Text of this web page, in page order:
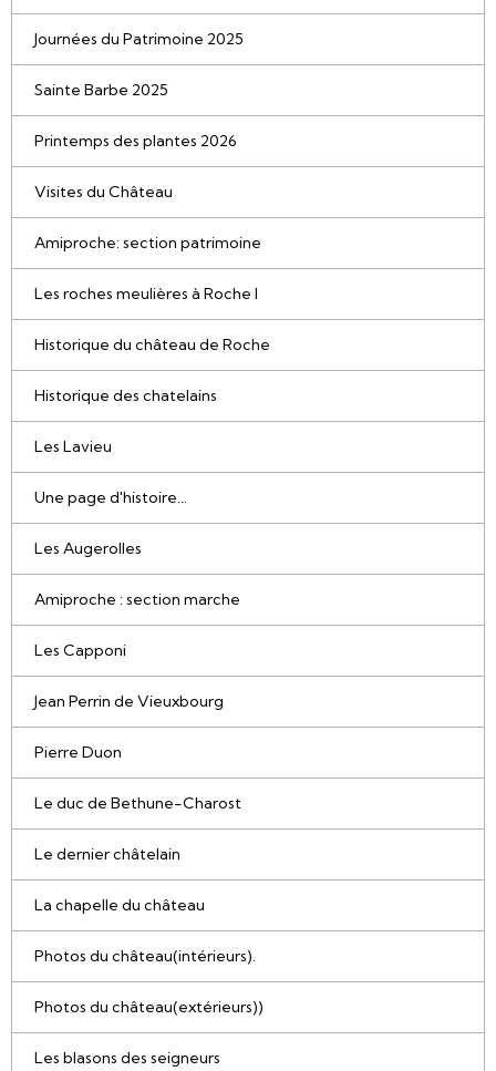
Journées du Patrimoine 2025
Sainte Barbe 2025
Printemps des plantes 2026
Visites du Château
Amiproche: section patrimoine
Les roches meulières à Roche l
Historique du château de Roche
Historique des chatelains
Les Lavieu
Une page d'histoire...
Les Augerolles
Amiproche : section marche
Les Capponi
Jean Perrin de Vieuxbourg
Pierre Duon
Le duc de Bethune-Charost
Le dernier châtelain
La chapelle du château
Photos du château(intérieurs).
Photos du château(extérieurs))
Les blasons des seigneurs